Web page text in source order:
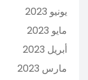
يونيو 2023
مايو 2023
أبريل 2023
مارس 2023